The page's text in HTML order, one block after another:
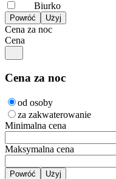
Biurko
Cena za noc
Cena
Cena za noc
od osoby
za zakwaterowanie
Minimalna cena
Maksymalna cena